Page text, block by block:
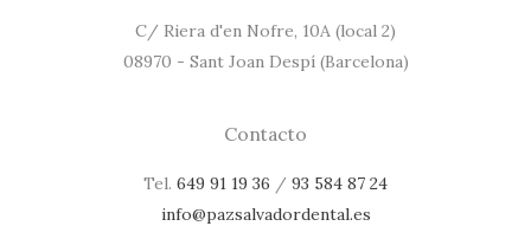
C/ Riera d'en Nofre, 10A (local 2)
08970 - Sant Joan Despí (Barcelona)
Contacto
Tel. 649 91 19 36 / 93 584 87 24
info@pazsalvadordental.es